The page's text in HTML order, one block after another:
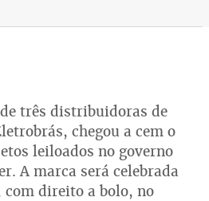
três distribuidoras de
chegou a cem o
leiloados no governo
A marca será celebrada
direito a bolo, no